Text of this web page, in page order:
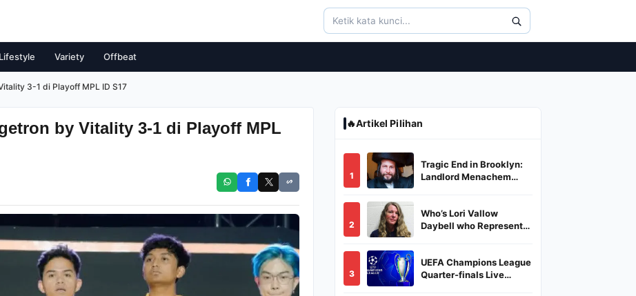
Lifestyle Variety Offbeat
3-1 di Playoff MPL ID S17
by Vitality 3-1 di Playoff MPL
🔥Artikel Pilihan
1
Tragic End in Brooklyn:
Landlord Menachem
Burned in a Dumpster
2
Who’s Lori Vallow
Daybell who Represents
3
UEFA Champions League
Quarter-finals Live